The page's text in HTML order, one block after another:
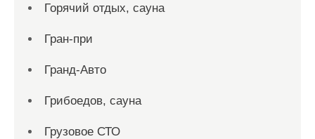
Горячий отдых, сауна
Гран-при
Гранд-Авто
Грибоедов, сауна
Грузовое СТО